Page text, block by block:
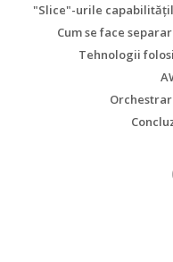
"Slice"-urile
Cum se face
Tehnologii